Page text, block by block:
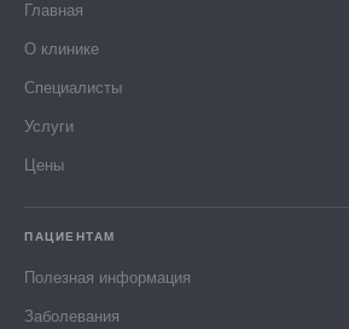
Главная
О клинике
Специалисты
Услуги
Цены
ПАЦИЕНТАМ
Полезная информация
Заболевания